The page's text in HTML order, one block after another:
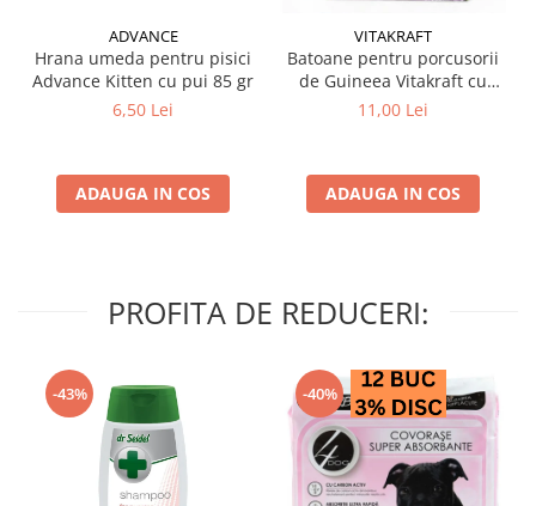
ADVANCE
Hrana umeda pentru pisici
Advance Kitten cu pui 85 gr
6,50 Lei
ADAUGA IN COS
VITAKRAFT
Batoane pentru porcusorii
de Guineea Vitakraft cu
struguri & nuci 2 buc
11,00 Lei
ADAUGA IN COS
PROFITA DE REDUCERI:
-43% -40%